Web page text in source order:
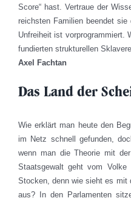
Score“ hast. Vertraue der
reichsten Familien beendet sie
Unfreiheit ist vorprogrammiert.
fundierten strukturellen
Axel Fachtan
Das Land der
Wie erklärt man heute den
im Netz schnell gefunden,
wenn man die Theorie mit
Staatsgewalt geht vom
Stocken, denn wie sieht es mit
aus? In den Parlamenten